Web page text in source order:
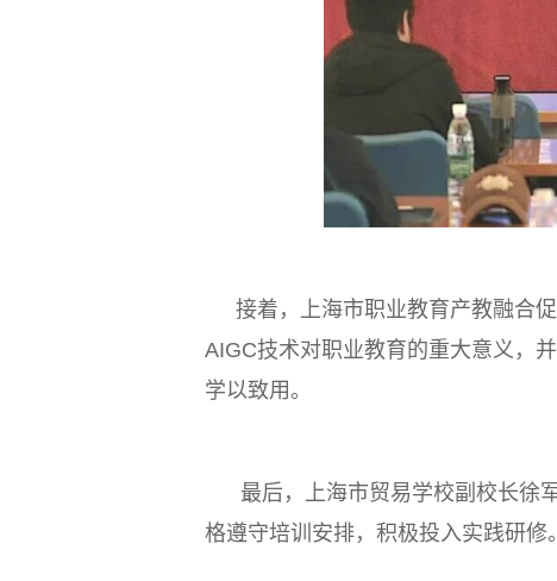
接着，上海市职业教育产教融合
AIGC技术对职业教育的重大意义，
学以致用。
最后，上海市贸易学校副校长徐军
格遵守培训安排，积极投入实践研修。